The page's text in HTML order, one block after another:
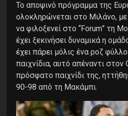
Το αποψινό πρόγραμμα της
ολοκληρώνεται στο Μιλάνο, με
να φιλοξενεί στο “Forum” τη
έχει ξεκινήσει δυναμικά η
έχει πάρει μόλις ένα ροζ
παιχνίδια, αυτό απέναντι
πρόσφατο παιχνίδι της,
90-98 από τη Μακάμπι.